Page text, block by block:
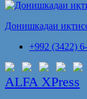
Донишкадаи
+992 (3422)
ALFA XPress